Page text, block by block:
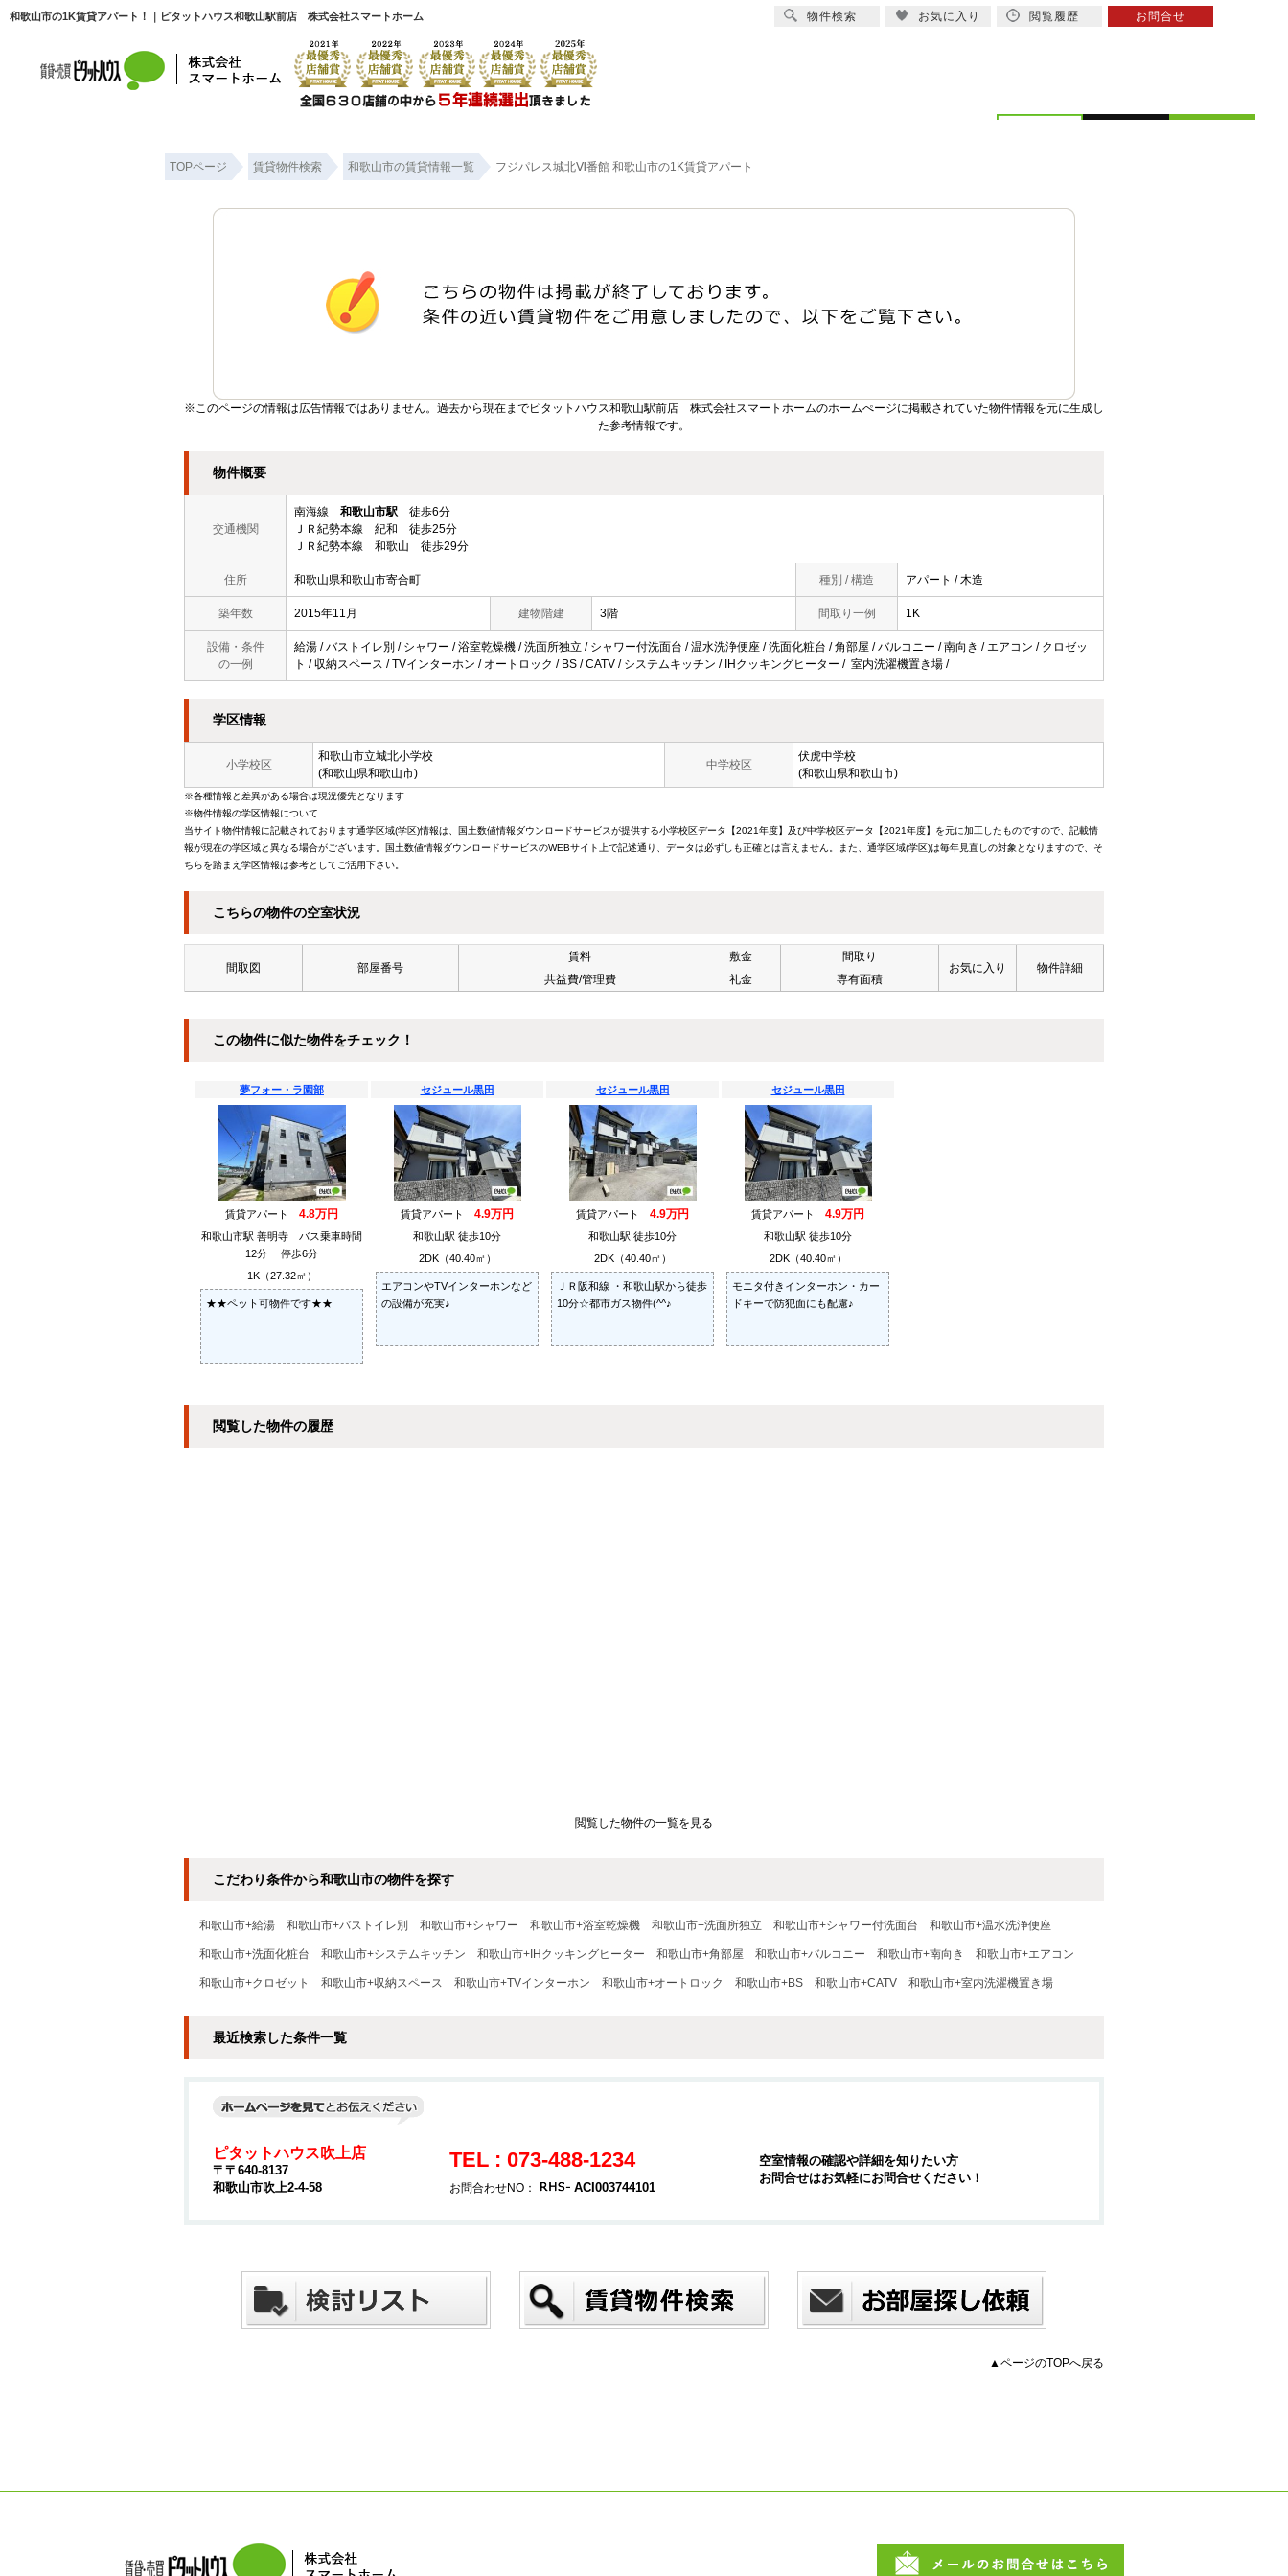
和歌山市の1K賃貸アパート！｜ピタットハウス和歌山駅前店 株式会社スマートホーム
TOPページ 賃貸物件検索 和歌山市の賃貸情報一覧 フジパレス城北Ⅵ番館 和歌山市の1K賃貸アパート
※このページの情報は広告情報ではありません。過去から現在までピタットハウス和歌山駅前店 株式会社スマートホームのホームぺージに掲載されていた物件情報を元に生成し
た参考情報です。
物件概要
交通機関
南海線 和歌山市駅 徒歩6分
ＪＲ紀勢本線 紀和 徒歩25分
ＪＲ紀勢本線 和歌山 徒歩29分
住所 和歌山県和歌山市寄合町 種別 / 構造 アパート / 木造
築年数 2015年11月 建物階建 3階 間取り一例 1K
設備・条件
の一例
給湯 / バストイレ別 / シャワー / 浴室乾燥機 / 洗面所独立 / シャワー付洗面台 / 温水洗浄便座 / 洗面化粧台 / 角部屋 / バルコニー / 南向き / エアコン / クロゼッ
ト / 収納スペース / TVインターホン / オートロック / BS / CATV / システムキッチン / IHクッキングヒーター / 室内洗濯機置き場 /
学区情報
小学校区
和歌山市立城北小学校
(和歌山県和歌山市)
中学校区
伏虎中学校
(和歌山県和歌山市)
※各種情報と差異がある場合は現況優先となります
※物件情報の学区情報について
当サイト物件情報に記載されております通学区域(学区)情報は、国土数値情報ダウンロードサービスが提供する小学校区データ【2021年度】及び中学校区データ【2021年度】を元に加工したものですので、記載情
報が現在の学区域と異なる場合がございます。国土数値情報ダウンロードサービスのWEBサイト上で記述通り、データは必ずしも正確とは言えません。また、通学区域(学区)は毎年見直しの対象となりますので、そ
ちらを踏まえ学区情報は参考としてご活用下さい。
こちらの物件の空室状況
間取図 部屋番号
賃料
共益費/管理費
敷金
礼金
間取り
専有面積
お気に入り 物件詳細
この物件に似た物件をチェック！
夢フォー・ラ園部
賃貸アパート 4.8万円
和歌山市駅 善明寺 バス乗車時間
12分 停歩6分
1K（27.32㎡）
★★ペット可物件です★★
セジュール黒田
賃貸アパート 4.9万円
和歌山駅 徒歩10分
2DK（40.40㎡）
エアコンやTVインターホンなど
の設備が充実♪
セジュール黒田
賃貸アパート 4.9万円
和歌山駅 徒歩10分
2DK（40.40㎡）
ＪＲ阪和線 ・和歌山駅から徒歩
10分☆都市ガス物件(^^♪
セジュール黒田
賃貸アパート 4.9万円
和歌山駅 徒歩10分
2DK（40.40㎡）
モニタ付きインターホン・カー
ドキーで防犯面にも配慮♪
閲覧した物件の履歴
閲覧した物件の一覧を見る
こだわり条件から和歌山市の物件を探す
和歌山市+給湯 和歌山市+バストイレ別 和歌山市+シャワー 和歌山市+浴室乾燥機 和歌山市+洗面所独立 和歌山市+シャワー付洗面台 和歌山市+温水洗浄便座
和歌山市+洗面化粧台 和歌山市+システムキッチン 和歌山市+IHクッキングヒーター 和歌山市+角部屋 和歌山市+バルコニー 和歌山市+南向き 和歌山市+エアコン
和歌山市+クロゼット 和歌山市+収納スペース 和歌山市+TVインターホン 和歌山市+オートロック 和歌山市+BS 和歌山市+CATV 和歌山市+室内洗濯機置き場
最近検索した条件一覧
ピタットハウス吹上店
〒〒640-8137
和歌山市吹上2-4-58
TEL : 073-488-1234
お問合わせNO： ACI003744101
空室情報の確認や詳細を知りたい方
お問合せはお気軽にお問合せください！
▲ページのTOPへ戻る
物件検索 お気に入り 閲覧履歴 お問合せ